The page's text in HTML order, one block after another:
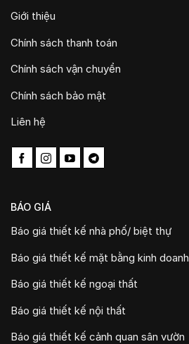
Giới thiệu
Chính sách thanh toán
Chính sách vận chuyển
Chính sách bảo mật
Liên hệ
BÁO GIÁ
Báo giá thiết kế nhà phố/ biệt thự
Báo giá thiết kế mặt bằng kinh doanh
Báo giá thiết kế ngoại thất
Báo giá thiết kế nội thất
Báo giá thiết kế cảnh quan sân vườn